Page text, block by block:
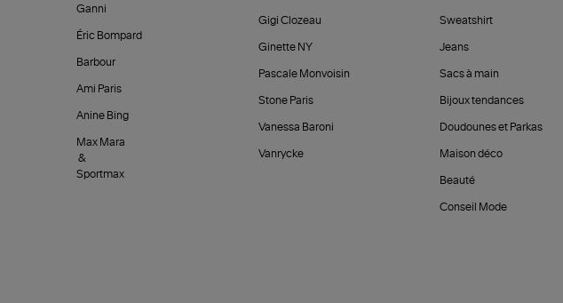
Ganni
Éric Bompard
Barbour
Ami Paris
Anine Bing
Max Mara
&
Sportmax
Gigi Clozeau
Ginette NY
Pascale Monvoisin
Stone Paris
Vanessa Baroni
Vanrycke
Sweatshirt
Jeans
Sacs à main
Bijoux tendances
Doudounes et Parkas
Maison déco
Beauté
Conseil Mode